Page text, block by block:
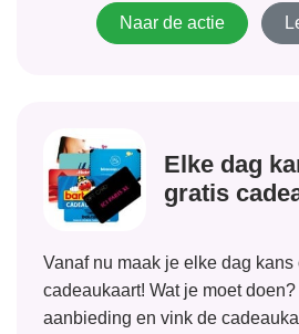
Naar de actie
Elke dag
gratis
Vanaf nu maak je elke dag kans
cadeaukaart! Wat je moet
aanbieding en vink de